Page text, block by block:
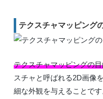
テクスチャマッピング
テクスチャマッピングの
スチャと呼ばれる2D画像
細な外観を与えることで